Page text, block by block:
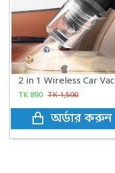
1,250 TK2,000
অর্ডার করুন